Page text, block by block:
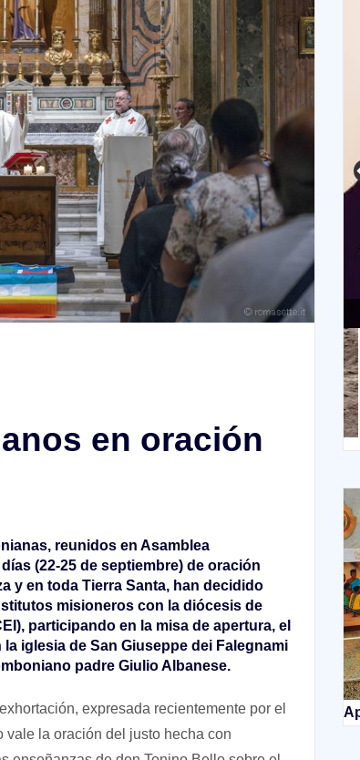
en oración
reunidos en Asamblea
(22-25 de septiembre) de oración
y en toda Tierra Santa, han decidido
misioneros con la diócesis de
participando en la misa de apertura, el
iglesia de San Giuseppe dei Falegnami
padre Giulio Albanese.
expresada recientemente por el
vale la oración del justo hecha con
XIII Domingo ordinario. Año A